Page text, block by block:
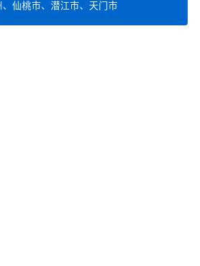
仙桃市、潜江市、天门市